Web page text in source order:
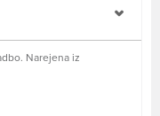
Narejena iz